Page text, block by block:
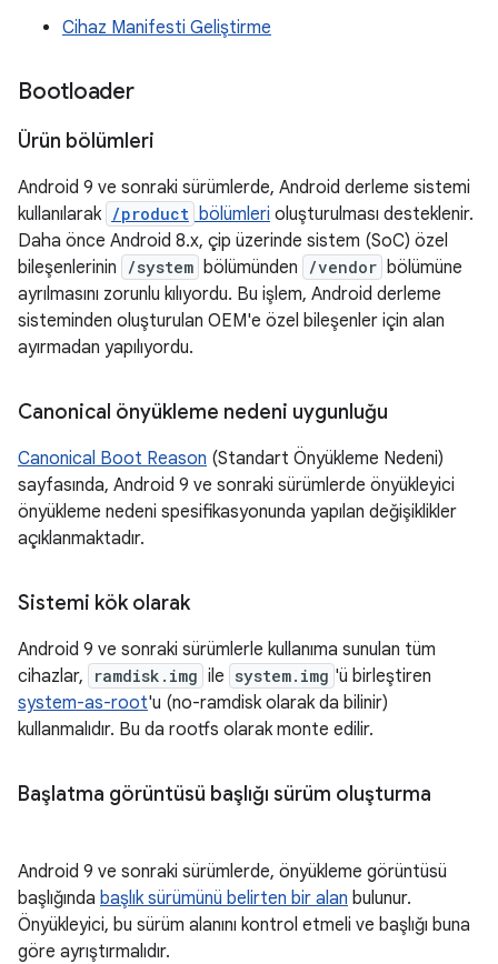
Cihaz Manifesti Geliştirme
Bootloader
Ürün bölümleri
Android 9 ve sonraki sürümlerde, Android derleme sistemi
kullanılarak /product bölümleri oluşturulması desteklenir.
Daha önce Android 8.x, çip üzerinde sistem (SoC) özel
bileşenlerinin
/system bölümünden /vendor bölümüne
ayrılmasını zorunlu kılıyordu. Bu işlem, Android derleme
sisteminden oluşturulan OEM'e özel bileşenler için alan
ayırmadan yapılıyordu.
Canonical önyükleme nedeni uygunluğu
Canonical Boot Reason (Standart Önyükleme Nedeni)
sayfasında, Android 9 ve sonraki sürümlerde önyükleyici
önyükleme nedeni spesifikasyonunda yapılan değişiklikler
açıklanmaktadır.
Sistemi kök olarak
Android 9 ve sonraki sürümlerle kullanıma sunulan tüm
cihazlar,
ramdisk.img ile system.img 'ü birleştiren
system-as-root'u (no-ramdisk olarak da bilinir)
kullanmalıdır. Bu da rootfs olarak monte edilir.
Başlatma görüntüsü başlığı sürüm oluşturma
Android 9 ve sonraki sürümlerde, önyükleme görüntüsü
başlığında başlık sürümünü belirten bir alan bulunur.
Önyükleyici, bu sürüm alanını kontrol etmeli ve başlığı buna
göre ayrıştırmalıdır.